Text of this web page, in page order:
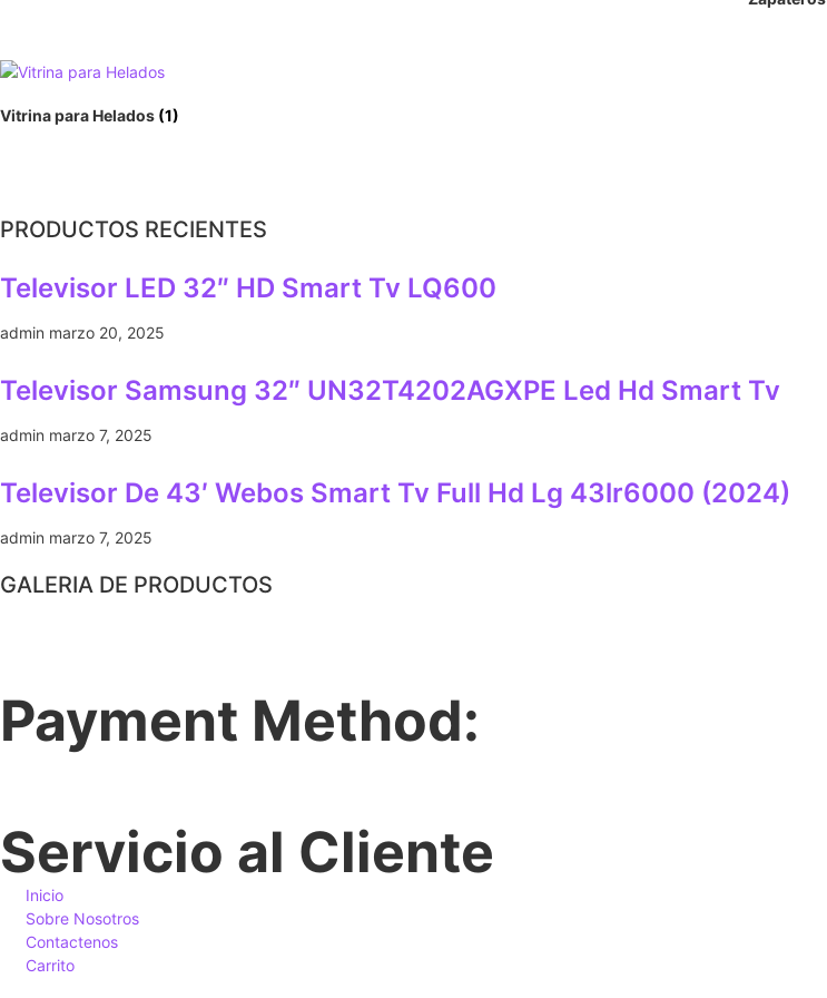
Vitrina para Helados (1)
PRODUCTOS RECIENTES
Televisor LED 32″ HD Smart Tv LQ600
admin marzo 20, 2025
Televisor Samsung 32″ UN32T4202AGXPE Led Hd Smart Tv
admin marzo 7, 2025
Televisor De 43′ Webos Smart Tv Full Hd Lg 43lr6000 (2024)
admin marzo 7, 2025
GALERIA DE PRODUCTOS
Payment Method:
Servicio al Cliente
Inicio
Sobre Nosotros
Contactenos
Carrito